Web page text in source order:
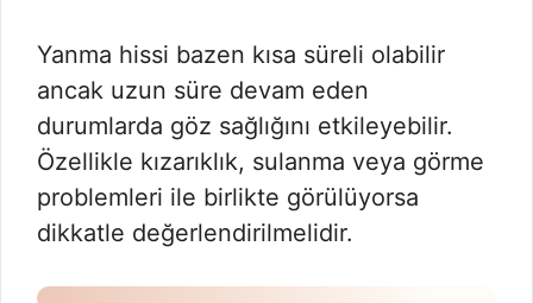
Yanma hissi bazen kısa süreli olabilir
ancak uzun süre devam eden
durumlarda göz sağlığını etkileyebilir.
Özellikle kızarıklık, sulanma veya görme
problemleri ile birlikte görülüyorsa
dikkatle değerlendirilmelidir.